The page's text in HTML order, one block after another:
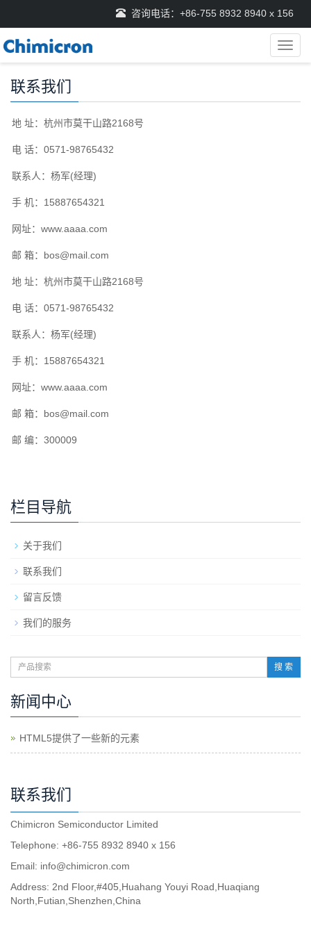
咨询电话：+86-755 8932 8940 x 156
导
航
联系我们
地 址：杭州市莫干山路2168号
电 话：0571-98765432
联系人：杨军(经理)
手 机：15887654321
网址：www.aaaa.com
邮 箱： bos@mail.com
地 址：杭州市莫干山路2168号
电 话：0571-98765432
联系人：杨军(经理)
手 机：15887654321
网址：www.aaaa.com
邮 箱： bos@mail.com
邮 编：300009
栏目导航
关于我们
联系我们
留言反馈
我们的服务
搜 索
新闻中心
HTML5提供了一些新的元素
联系我们
Chimicron Semiconductor Limited
Telephone: +86-755 8932 8940 x 156
Email: info@chimicron.com
Address: 2nd Floor,#405,Huahang Youyi Road,Huaqiang
North,Futian,Shenzhen,China